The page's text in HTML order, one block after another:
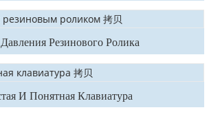
Резинового Ролика
И Понятная Клавиатура